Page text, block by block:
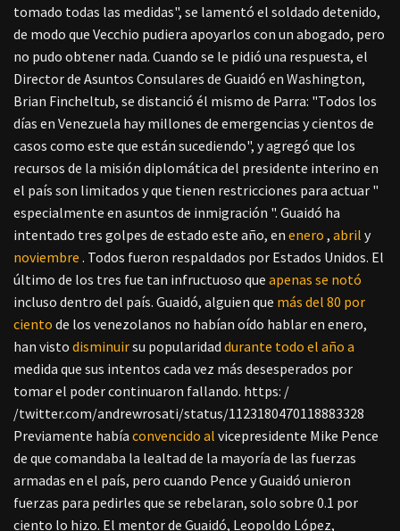
tomado todas las medidas", se lamentó el soldado detenido,
de modo que Vecchio pudiera apoyarlos con un abogado, pero
no pudo obtener nada. Cuando se le pidió una respuesta, el
Director de Asuntos Consulares de Guaidó en Washington,
Brian Fincheltub, se distanció él mismo de Parra: "Todos los
días en Venezuela hay millones de emergencias y cientos de
casos como este que están sucediendo", y agregó que los
recursos de la misión diplomática del presidente interino en
el país son limitados y que tienen restricciones para actuar "
especialmente en asuntos de inmigración ". Guaidó ha
intentado tres golpes de estado este año, en enero , abril y
noviembre . Todos fueron respaldados por Estados Unidos. El
último de los tres fue tan infructuoso que apenas se notó
incluso dentro del país. Guaidó, alguien que más del 80 por
ciento de los venezolanos no habían oído hablar en enero,
han visto disminuirsu popularidad durante todo el año a
medida que sus intentos cada vez más desesperados por
tomar el poder continuaron fallando. https: /
/twitter.com/andrewrosati/status/1123180470118883328
Previamente había convencido al vicepresidente Mike Pence
de que comandaba la lealtad de la mayoría de las fuerzas
armadas en el país, pero cuando Pence y Guaidó unieron
fuerzas para pedirles que se rebelaran, solo sobre 0.1 por
ciento lo hizo. El mentor de Guaidó, Leopoldo López,